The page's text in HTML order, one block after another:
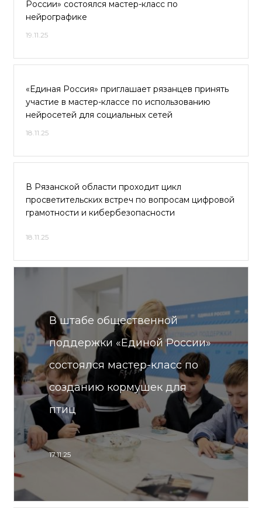
России» состоялся мастер-класс по
нейрографике
19.11.25
«Единая Россия» приглашает рязанцев принять
участие в мастер-классе по использованию
нейросетей для социальных сетей
18.11.25
В Рязанской области проходит цикл
просветительских встреч по вопросам цифровой
грамотности и кибербезопасности
18.11.25
В штабе общественной
поддержки «Единой России»
состоялся мастер-класс по
созданию кормушек для
птиц
17.11.25